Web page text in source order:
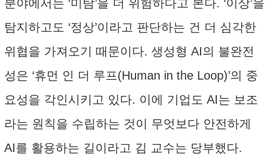
분야에서는 ‘미탐’을 더 위험하다고 본다. ‘이상’을
탐지하고도 ‘정상’이라고 판단하는 건 더 심각한
위협을 가져오기 때문이다. 생성형 AI의 불완전
성은 ‘휴먼 인 더 루프(Human in the Loop)’의 중
요성을 각인시키고 있다. 이에 기업도 AI는 보조
라는 원칙을 수립하는 것이 무엇보다 안전하게
AI를 활용하는 길이라고 김 교수는 당부했다.